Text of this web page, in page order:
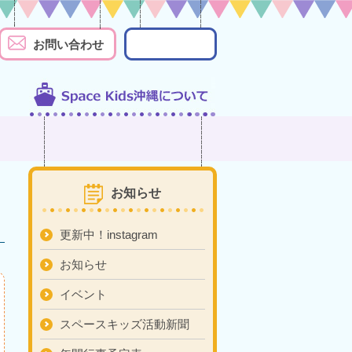
お問い合わせ
お知らせ
更新中！instagram
お知らせ
イベント
スペースキッズ活動新聞